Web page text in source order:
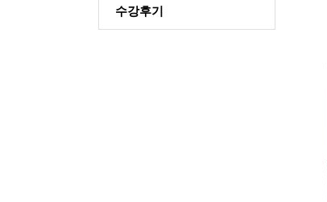
수강후기